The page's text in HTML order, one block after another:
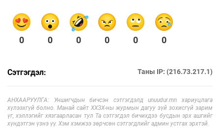
0 0 0 0 0 0
Сэтгэгдэл: Таны IP: (216.73.217.1)
АНХААРУУЛГА: Уншигчдын бичсэн сэтгэгдэлд unuudur.mn хариуцлага
хүлээхгүй болно. Манай сайт ХХЗХ-ны журмын дагуу зүй зохисгүй зарим
үг, хэллэгийг хязгаарласан тул Та сэтгэгдэл бичихдээ бусдын эрх ашгийг
хүндэтгэн үзнэ үү. Хэм хэмжээ зөрчсөн сэтгэгдлийг админ устгах эрхтэй.